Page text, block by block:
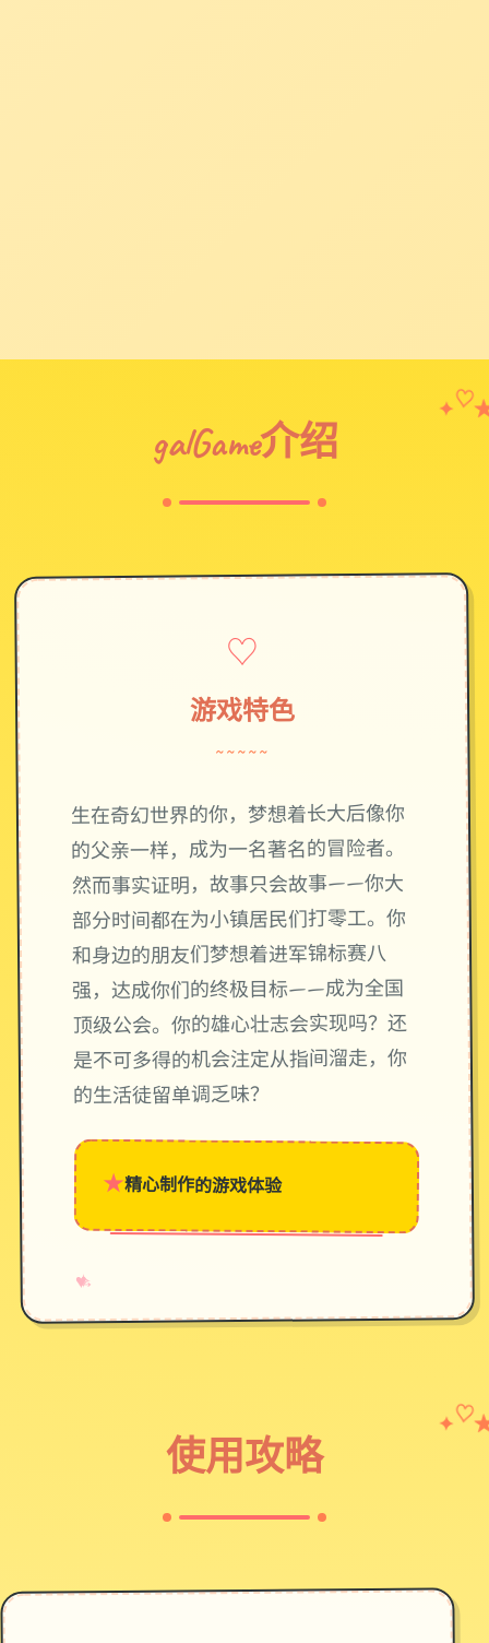
galGame介绍
✦ ♡
♡
游戏特色
~~~~~
生在奇幻世界的你，梦想着长大后像你
的父亲一样，成为一名著名的冒险者。
然而事实证明，故事只会故事——你大
部分时间都在为小镇居民们打零工。你
和身边的朋友们梦想着进军锦标赛八
强，达成你们的终极目标——成为全国
顶级公会。你的雄心壮志会实现吗？还
是不可多得的机会注定从指间溜走，你
的生活徒留单调乏味？
★精心制作的游戏体验
♥
✧
→
使用攻略
✦ ♡